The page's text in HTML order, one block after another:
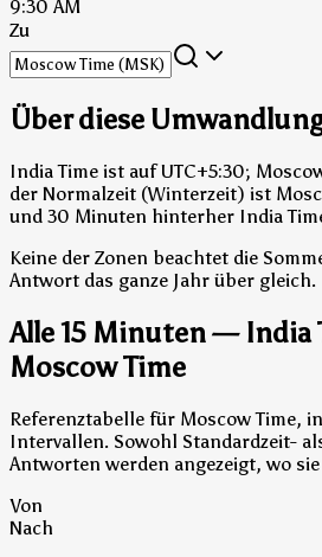
9:30 AM
Zu
Über diese
India Time ist auf UTC+5:30;
der Normalzeit (Winterzeit) ist
und 30 Minuten hinterher India
Keine der Zonen beachtet die
Antwort das ganze Jahr über gleich.
Alle 15 Minuten — India
Moscow Time
Referenztabelle für Moscow Time,
Intervallen. Sowohl Standardzeit-
Antworten werden angezeigt, wo
Von
Nach